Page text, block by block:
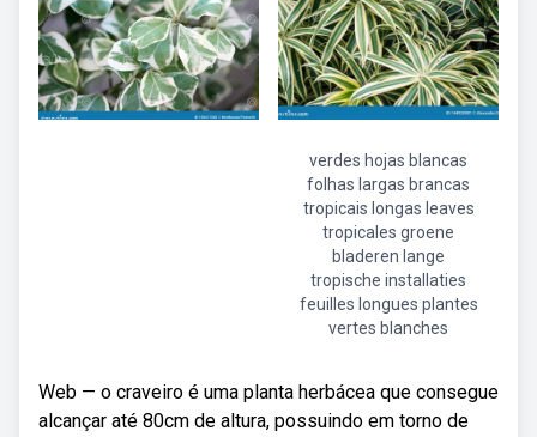
verdes hojas blancas
folhas largas brancas
tropicais longas leaves
tropicales groene
bladeren lange
tropische installaties
feuilles longues plantes
vertes blanches
Web — o craveiro é uma planta herbácea que consegue
alcançar até 80cm de altura, possuindo em torno de